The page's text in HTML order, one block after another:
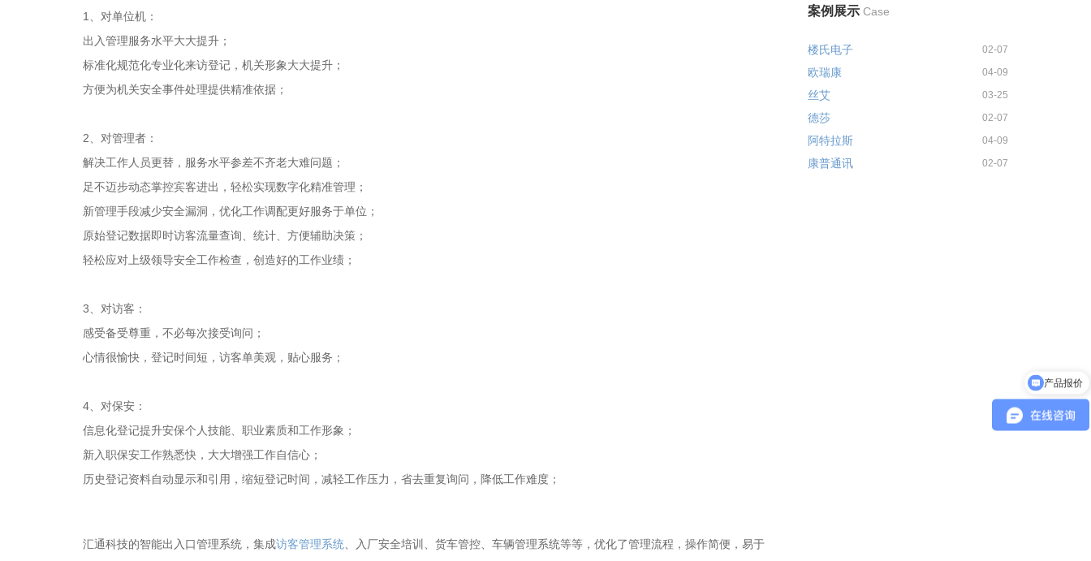
1、对单位机：
出入管理服务水平大大提升；
标准化规范化专业化来访登记，机关形象大大提升；
方便为机关安全事件处理提供精准依据；
2、对管理者：
解决工作人员更替，服务水平参差不齐老大难问题；
足不迈步动态掌控宾客进出，轻松实现数字化精准管理；
新管理手段减少安全漏洞，优化工作调配更好服务于单位；
原始登记数据即时访客流量查询、统计、方便辅助决策；
轻松应对上级领导安全工作检查，创造好的工作业绩；
3、对访客：
感受备受尊重，不必每次接受询问；
心情很愉快，登记时间短，访客单美观，贴心服务；
4、对保安：
信息化登记提升安保个人技能、职业素质和工作形象；
新入职保安工作熟悉快，大大增强工作自信心；
历史登记资料自动显示和引用，缩短登记时间，减轻工作压力，省去重复询问，降低工作难度；
汇通科技的智能出入口管理系统，集成访客管理系统 、入厂安全培训、货车管控、车辆管理系统等等，优化了管理流程，操作简便，易于
案例展示 Case
楼氏电子 02-07
欧瑞康 04-09
丝艾 03-25
德莎 02-07
阿特拉斯 04-09
康普通讯 02-07
产品报价